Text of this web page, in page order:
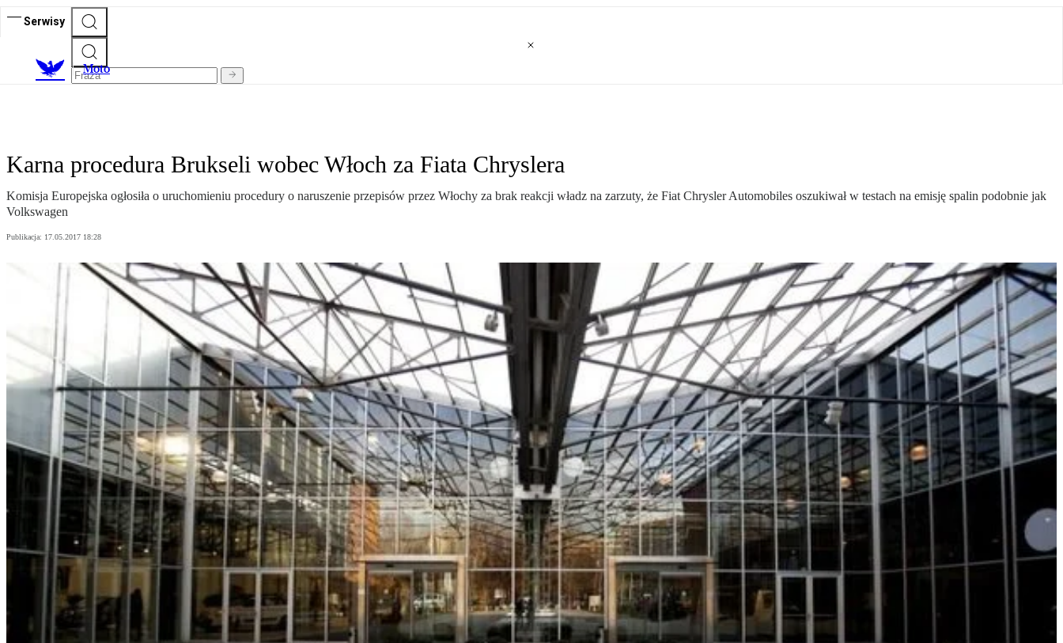
Serwisy
Moto
Karna procedura Brukseli wobec Włoch za Fiata Chryslera
Komisja Europejska ogłosiła o uruchomieniu procedury o naruszenie przepisów przez Włochy za brak reakcji władz na zarzuty, że Fiat Chrysler Automobiles oszukiwał w testach na emisję spalin podobnie jak
Volkswagen
Publikacja: 17.05.2017 18:28